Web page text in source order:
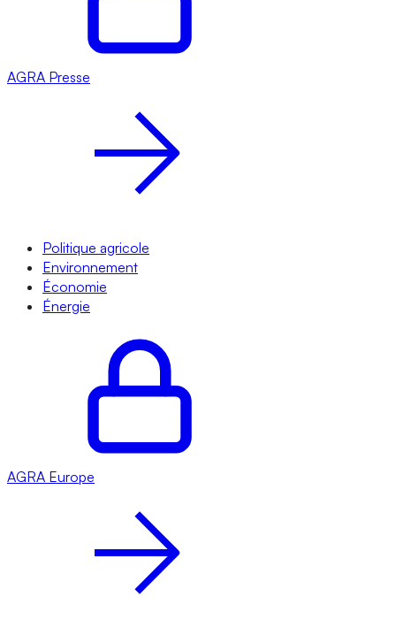
AGRA Presse
Politique agricole
Environnement
Économie
Énergie
AGRA Europe